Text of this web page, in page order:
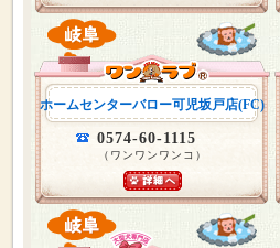
ホームセンターバロー可児坂戸店(FC)
0574-60-1115
（ワンワンワンコ）